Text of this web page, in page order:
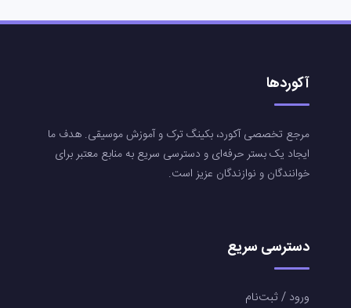
آکوردها
مرجع تخصصی آکورد، بکینگ ترک و آموزش موسیقی. هدف ما
ایجاد یک بستر حرفه‌ای و دسترسی سریع به منابع معتبر برای
خوانندگان و نوازندگان عزیز است.
دسترسی سریع
ورود / ثبت‌نام